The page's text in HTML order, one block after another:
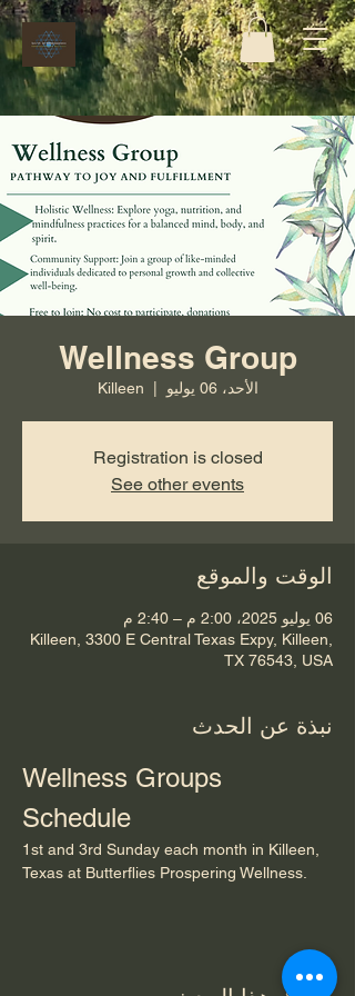
Wellness Group
الأحد، 06 يوليو Killeen
Registration is closed
See other events
الوقت والموقع
06 يوليو 2025، 2:00 م – 2:40 م
Killeen, 3300 E Central Texas Expy, Killeen,
TX 76543, USA
نبذة عن الحدث
Wellness Groups
Schedule
1st and 3rd Sunday each month in Killeen,
Texas at Butterflies Prospering Wellness.